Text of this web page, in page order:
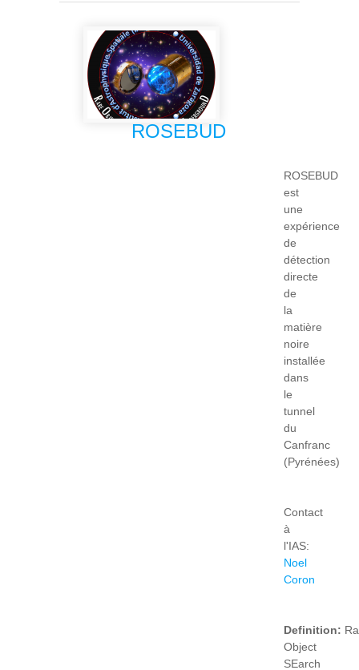
ROSEBUD
ROSEBUD
est
une
expérience
de
détection
directe
de
la
matière
noire
installée
dans
le
tunnel
du
Canfranc
(Pyrénées)
Contact
à
l'IAS:
Noel
Coron
Definition:
Object
SEarch